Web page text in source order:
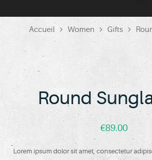
Accueil Women Gifts
Round
€89.00
Lorem ipsum dolor sit amet, consectetur